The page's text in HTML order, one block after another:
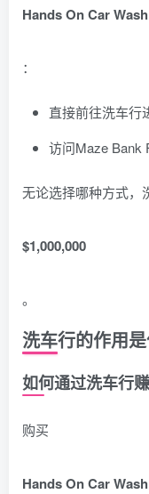
Hands On Car Wash
：
直接前往洗车行
访问Maze Bank
无论选择哪种方式，
$1,000,000
。
洗车行的作用是
如何通过洗车行
购买
Hands On Car Wash